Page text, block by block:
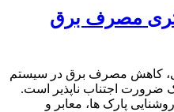
با برج نوری ۹ متری مصرف برق
کاهش مصرف برق در سیستم‌
ضرورت اجتناب ‌ناپذیر است.
روشنایی پارک ‌ها، معابر و